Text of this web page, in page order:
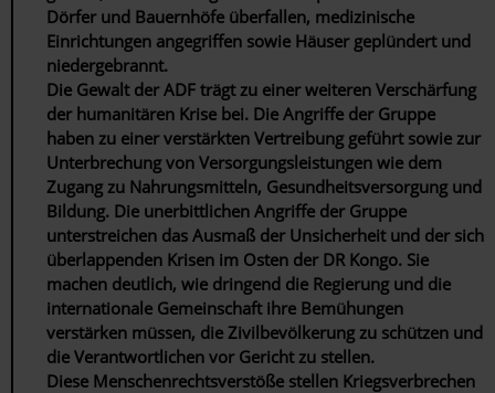
Dörfer und Bauernhöfe überfallen, medizinische
Einrichtungen angegriffen sowie Häuser geplündert und
niedergebrannt.
Die Gewalt der ADF trägt zu einer weiteren Verschärfung
der humanitären Krise bei. Die Angriffe der Gruppe
haben zu einer verstärkten Vertreibung geführt sowie zur
Unterbrechung von Versorgungsleistungen wie dem
Zugang zu Nahrungsmitteln, Gesundheitsversorgung und
Bildung. Die unerbittlichen Angriffe der Gruppe
unterstreichen das Ausmaß der Unsicherheit und der sich
überlappenden Krisen im Osten der DR Kongo. Sie
machen deutlich, wie dringend die Regierung und die
internationale Gemeinschaft ihre Bemühungen
verstärken müssen, die Zivilbevölkerung zu schützen und
die Verantwortlichen vor Gericht zu stellen.
Diese Menschenrechtsverstöße stellen Kriegsverbrechen